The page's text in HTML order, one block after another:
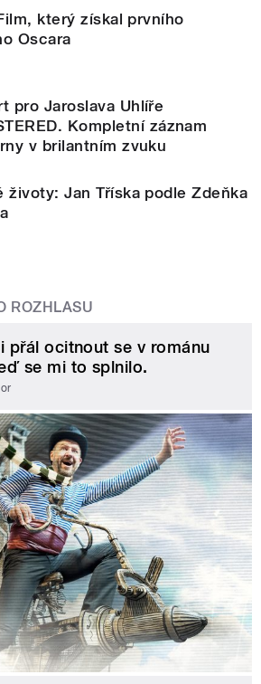
který získal prvního
Oscara
pro Jaroslava Uhlíře
Kompletní záznam
v brilantním zvuku
životy: Jan Tříska podle Zdeňka
ROZHLASU
přál ocitnout se v románu
se mi to splnilo.